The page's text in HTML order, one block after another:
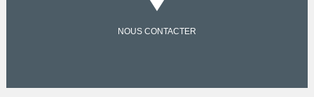
NOUS CONTACTER